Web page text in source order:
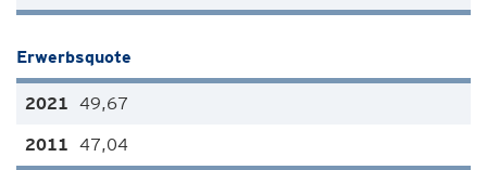
Erwerbsquote
49,67
47,04